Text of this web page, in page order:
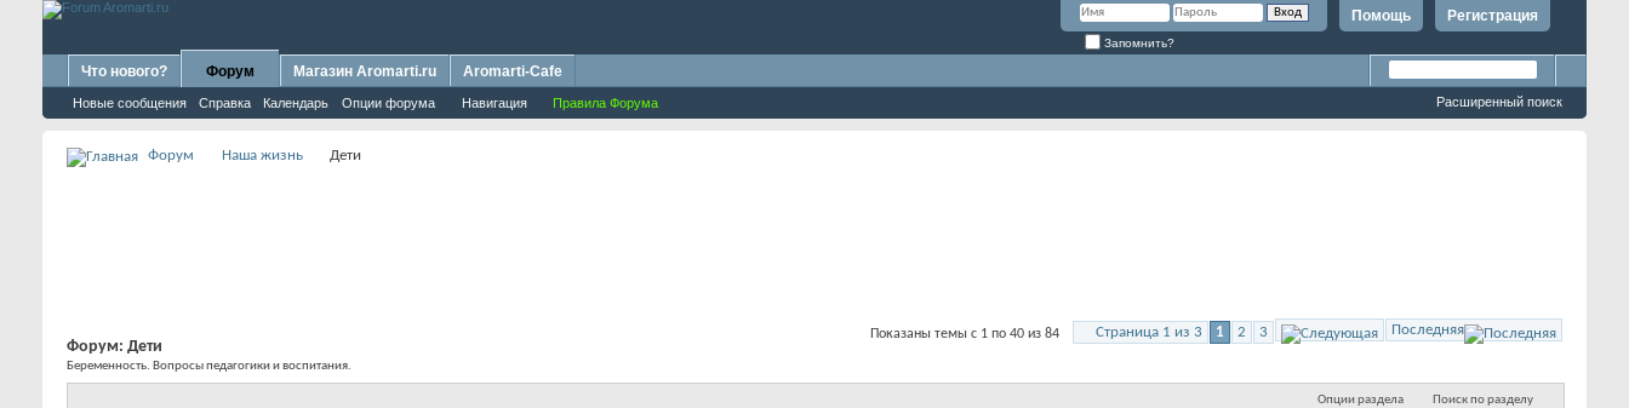
Регистрация
Помощь
Запомнить?
Что нового? Форум
Новые сообщения Справка Календарь Опции форума Навигация Правила Форума
Магазин Aromarti.ru Aromarti-Cafe
Расширенный поиск
Форум Наша жизнь Дети
Страница 1 из 3 1 2 3 Последняя
Показаны темы с 1 по 40 из 84
Форум: Дети
Беременность. Вопросы педагогики и воспитания.
Опции раздела Поиск по разделу